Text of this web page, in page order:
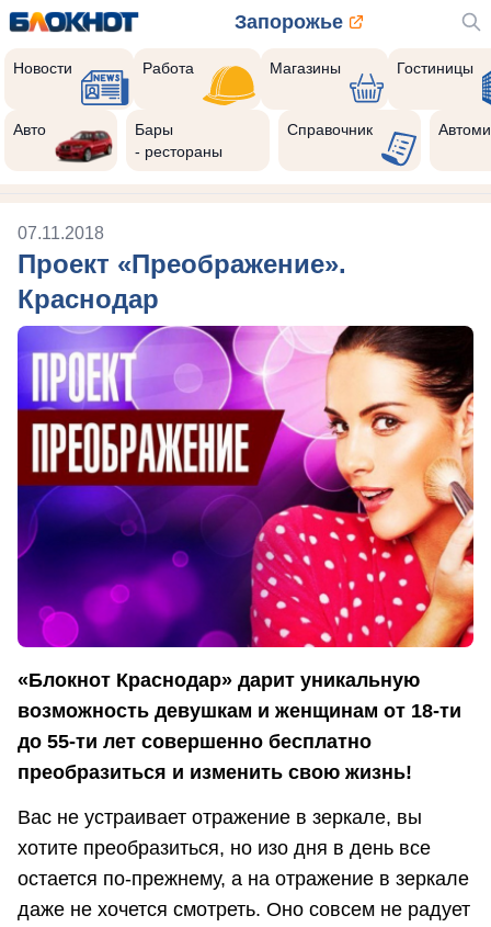
Запорожье
Новости Работа Магазины Гостиницы
Авто
Бары
- рестораны
Справочник
07.11.2018
Проект «Преображение».
Краснодар
«Блокнот Краснодар» дарит уникальную
возможность девушкам и женщинам от 18-ти
до 55-ти лет совершенно бесплатно
преобразиться и изменить свою жизнь!
Вас не устраивает отражение в зеркале, вы
хотите преобразиться, но изо дня в день все
остается по-прежнему, а на отражение в зеркале
даже не хочется смотреть. Оно совсем не радует